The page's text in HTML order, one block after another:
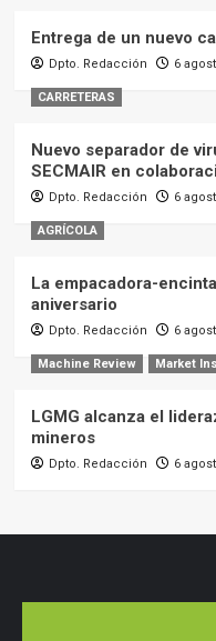
Entrega de un nuevo
Dpto. Redacción 6
CARRETERAS
Nuevo separador de
SECMAIR en
Dpto. Redacción 6
AGRÍCOLA
La empacadora-
aniversario
Dpto. Redacción 6
Machine Review Market
LGMG alcanza el
mineros
Dpto. Redacción 6